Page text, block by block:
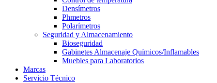
Densímetros
Phmetros
Polarímetros
Seguridad y Almacenamiento
Bioseguridad
Gabinetes Almacenaje Químicos/Inflamables
Muebles para Laboratorios
Marcas
Servicio Técnico